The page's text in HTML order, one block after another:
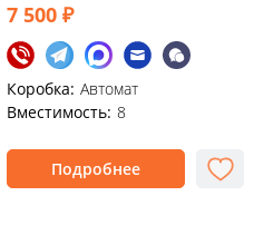
7 500 ₽
Коробка: Автомат
Вместимость: 8
Подробнее